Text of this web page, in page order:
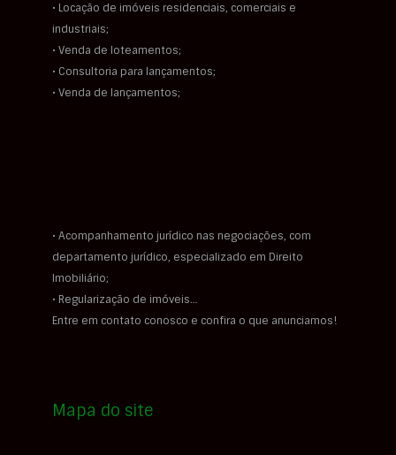
• Locação de imóveis residenciais, comerciais e
industriais;
• Venda de loteamentos;
• Consultoria para lançamentos;
• Venda de lançamentos;
• Acompanhamento jurídico nas negociações, com
departamento jurídico, especializado em Direito
Imobiliário;
• Regularização de imóveis…
Entre em contato conosco e confira o que anunciamos!
Mapa do site